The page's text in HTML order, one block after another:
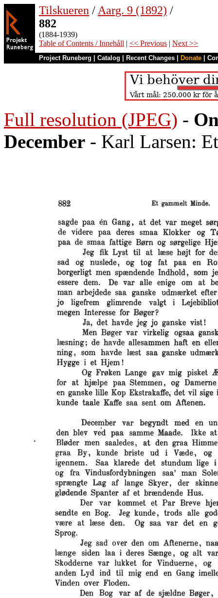
Tilskueren / Aarg. 9 (1892) /
882
(1884-1939)
Table of Contents / Innehåll | << Previous | Next >>
Project Runeberg Catalog Recent Changes Donate
Full resolution (JPEG) -
December - Karl Larsen: